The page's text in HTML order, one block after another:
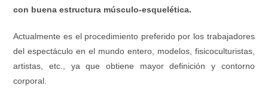
con buena estructura músculo-esquelética.
Actualmente es el procedimiento preferido por los trabajadores
del espectáculo en el mundo entero, modelos, fisicoculturistas,
artistas, etc., ya que obtiene mayor definición y contorno
corporal.